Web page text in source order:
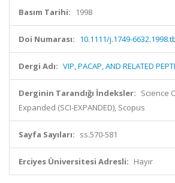
Basım Tarihi: 1998
Doi Numarası: 10.1111/j.1749-
Dergi Adı: VIP, PACAP, AND RELATED
Derginin Tarandığı İndeksler: Science
Expanded (SCI-EXPANDED), Scopus
Sayfa Sayıları: ss.570-581
Erciyes Üniversitesi Adresli: Hayır